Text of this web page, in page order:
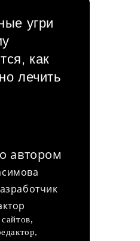
угри
как
лечить
автором